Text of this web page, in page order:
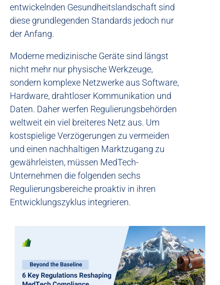
entwickelnden Gesundheitslandschaft sind
diese grundlegenden Standards jedoch nur
der Anfang.
Moderne medizinische Geräte sind längst
nicht mehr nur physische Werkzeuge,
sondern komplexe Netzwerke aus Software,
Hardware, drahtloser Kommunikation und
Daten. Daher werfen Regulierungsbehörden
weltweit ein viel breiteres Netz aus. Um
kostspielige Verzögerungen zu vermeiden
und einen nachhaltigen Marktzugang zu
gewährleisten, müssen MedTech-
Unternehmen die folgenden sechs
Regulierungsbereiche proaktiv in ihren
Entwicklungszyklus integrieren.